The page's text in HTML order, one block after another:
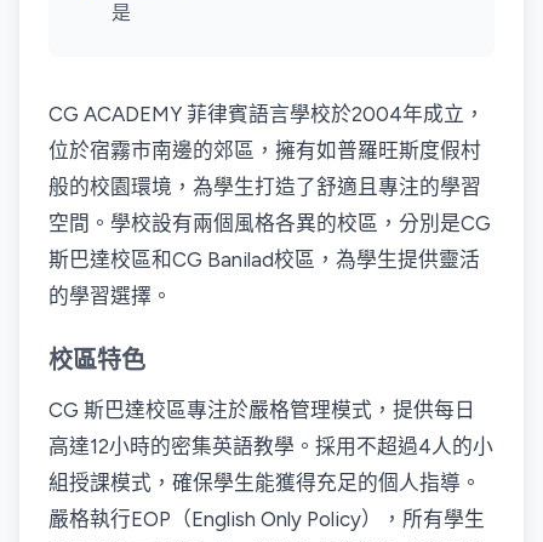
是
CG ACADEMY 菲律賓語言學校於2004年成立，
位於宿霧市南邊的郊區，擁有如普羅旺斯度假村
般的校園環境，為學生打造了舒適且專注的學習
空間。學校設有兩個風格各異的校區，分別是CG
斯巴達校區和CG Banilad校區，為學生提供靈活
的學習選擇。
校區特色
CG 斯巴達校區專注於嚴格管理模式，提供每日
高達12小時的密集英語教學。採用不超過4人的小
組授課模式，確保學生能獲得充足的個人指導。
嚴格執行EOP（English Only Policy），所有學生